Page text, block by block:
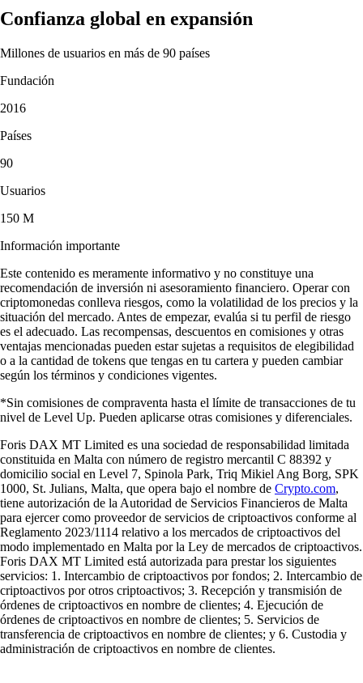
Confianza global en expansión
Millones de usuarios en más de 90 países
Fundación
2016
Países
90
Usuarios
150 M
Información importante
Este contenido es meramente informativo y no constituye una
recomendación de inversión ni asesoramiento financiero. Operar con
criptomonedas conlleva riesgos, como la volatilidad de los precios y la
situación del mercado. Antes de empezar, evalúa si tu perfil de riesgo
es el adecuado. Las recompensas, descuentos en comisiones y otras
ventajas mencionadas pueden estar sujetas a requisitos de elegibilidad
o a la cantidad de tokens que tengas en tu cartera y pueden cambiar
según los términos y condiciones vigentes.
*Sin comisiones de compraventa hasta el límite de transacciones de tu
nivel de Level Up. Pueden aplicarse otras comisiones y diferenciales.
Foris DAX MT Limited es una sociedad de responsabilidad limitada
constituida en Malta con número de registro mercantil C 88392 y
domicilio social en Level 7, Spinola Park, Triq Mikiel Ang Borg, SPK
1000, St. Julians, Malta, que opera bajo el nombre de Crypto.com,
tiene autorización de la Autoridad de Servicios Financieros de Malta
para ejercer como proveedor de servicios de criptoactivos conforme al
Reglamento 2023/1114 relativo a los mercados de criptoactivos del
modo implementado en Malta por la Ley de mercados de criptoactivos.
Foris DAX MT Limited está autorizada para prestar los siguientes
servicios: 1. Intercambio de criptoactivos por fondos; 2. Intercambio de
criptoactivos por otros criptoactivos; 3. Recepción y transmisión de
órdenes de criptoactivos en nombre de clientes; 4. Ejecución de
órdenes de criptoactivos en nombre de clientes; 5. Servicios de
transferencia de criptoactivos en nombre de clientes; y 6. Custodia y
administración de criptoactivos en nombre de clientes.